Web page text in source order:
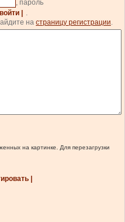
, пароль
| войти |
.
на страницу регистрации.
на картинке. Для перезагрузки
|